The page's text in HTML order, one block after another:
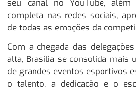
seu canal no YouTube,
completa nas redes sociais,
de todas as emoções da
Com a chegada das
alta, Brasília se consolida mais
de grandes eventos esportivos
o talento, a dedicação e o